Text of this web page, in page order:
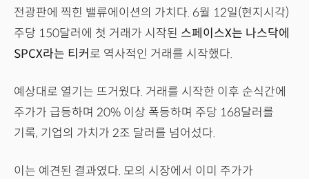
전광판에 찍힌 밸류에이션의 가치다. 6월 12일(현지시각)
주당 150달러에 첫 거래가 시작된 스페이스X는 나스닥에
SPCX라는 티커 로 역사적인 거래를 시작했다.
예상대로 열기는 뜨거웠다. 거래를 시작한 이후 순식간에
주가가 급등하며 20% 이상 폭등하며 주당 168달러를
기록, 기업의 가치가 2조 달러를 넘어섰다.
이는 예견된 결과였다. 모의 시장에서 이미 주가가